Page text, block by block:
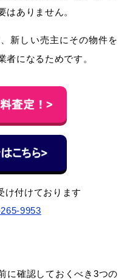
ありません。
新しい売主にその物件を
者になるためです 。
け付けております
9953
に確認しておくべき3つの